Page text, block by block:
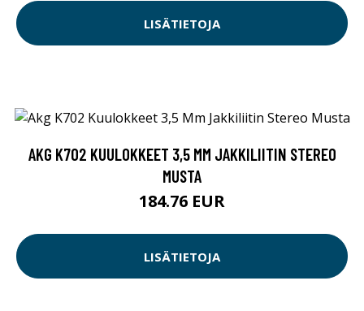
LISÄTIETOJA
AKG K702 KUULOKKEET 3,5 MM JAKKILIITIN STEREO
MUSTA
184.76 EUR
LISÄTIETOJA